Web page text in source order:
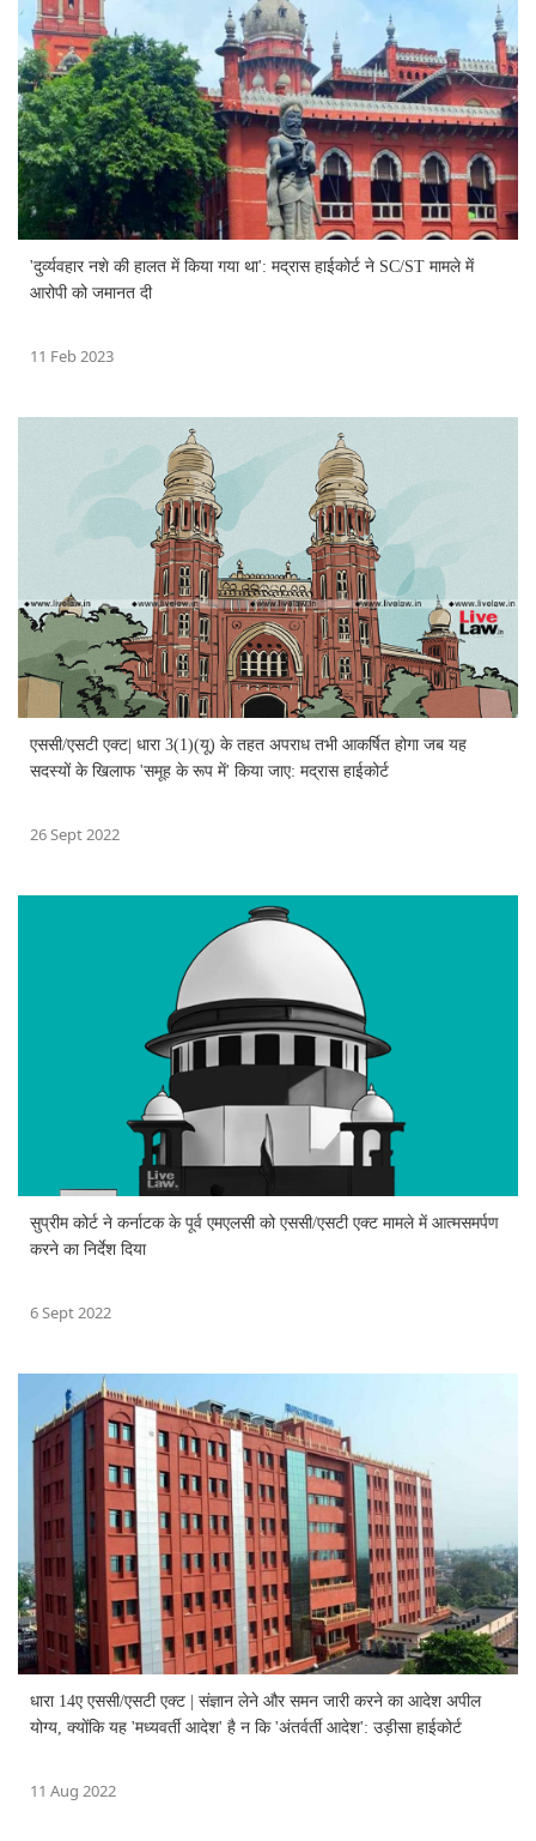
'दुर्व्यवहार नशे की हालत में किया गया था': मद्रास हाईकोर्ट ने SC/ST मामले में
आरोपी को जमानत दी
11 Feb 2023
एससी/एसटी एक्ट| धारा 3(1)(यू) के तहत अपराध तभी आकर्षित होगा जब यह
सदस्यों के खिलाफ 'समूह के रूप में' किया जाए: मद्रास हाईकोर्ट
26 Sept 2022
सुप्रीम कोर्ट ने कर्नाटक के पूर्व एमएलसी को एससी/एसटी एक्ट मामले में आत्मसमर्पण
करने का निर्देश दिया
6 Sept 2022
धारा 14ए एससी/एसटी एक्ट | संज्ञान लेने और समन जारी करने का आदेश अपील
योग्य, क्योंकि यह 'मध्यवर्ती आदेश' है न कि 'अंतर्वर्ती आदेश': उड़ीसा हाईकोर्ट
11 Aug 2022